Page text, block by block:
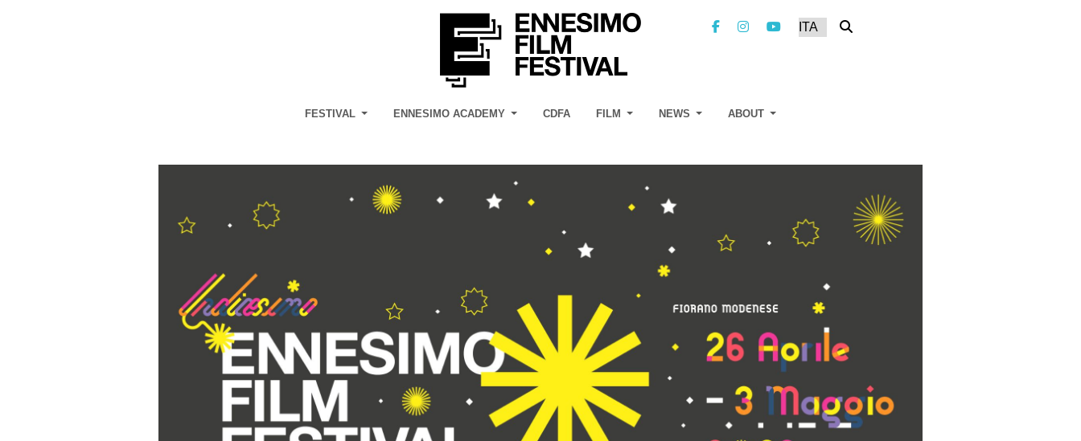
FESTIVAL ENNESIMO ACADEMY CDFA FILM NEWS ABOUT